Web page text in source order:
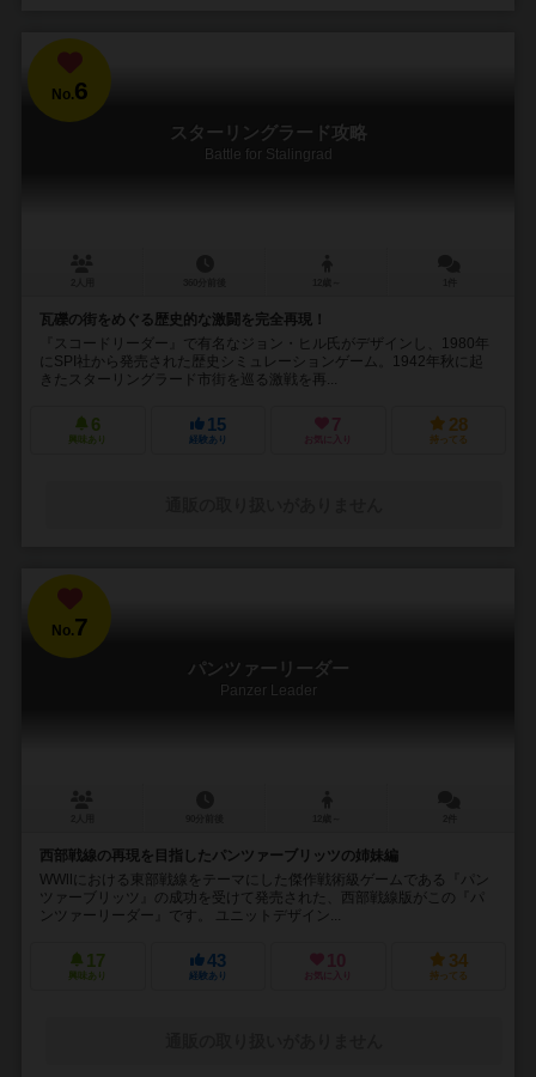
No.6
スターリングラード攻略
Battle for Stalingrad
瓦礫の街をめぐる歴史的な激闘を完全再現！
『スコードリーダー』で有名なジョン・ヒル氏がデザインし、1980年
にSPI社から発売された歴史シミュレーションゲーム。1942年秋に起
きたスターリングラード市街を巡る激戦を再...
6
興味あり
15
経験あり
7
お気に入り
28
持ってる
No.7
パンツァーリーダー
Panzer Leader
西部戦線の再現を目指したパンツァーブリッツの姉妹編
WWⅡにおける東部戦線をテーマにした傑作戦術級ゲームである『パン
ツァーブリッツ』の成功を受けて発売された、西部戦線版がこの『パ
ンツァーリーダー』です。 ユニットデザイン...
17
興味あり
43
経験あり
10
お気に入り
34
持ってる